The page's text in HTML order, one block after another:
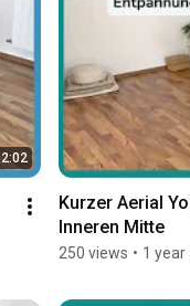
Kurzer Aerial
Inneren Mitte
250 views • 1 year